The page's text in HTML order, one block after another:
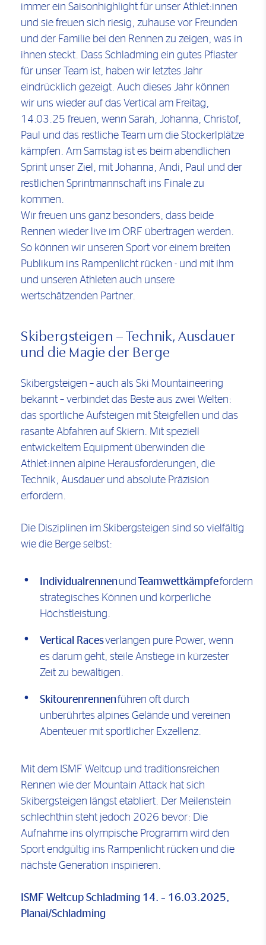
immer ein Saisonhighlight für unser Athlet:innen
und sie freuen sich riesig, zuhause vor Freunden
und der Familie bei den Rennen zu zeigen, was in
ihnen steckt. Dass Schladming ein gutes Pflaster
für unser Team ist, haben wir letztes Jahr
eindrücklich gezeigt. Auch dieses Jahr können
wir uns wieder auf das Vertical am Freitag,
14.03.25 freuen, wenn Sarah, Johanna, Christof,
Paul und das restliche Team um die Stockerlplätze
kämpfen. Am Samstag ist es beim abendlichen
Sprint unser Ziel, mit Johanna, Andi, Paul und der
restlichen Sprintmannschaft ins Finale zu
kommen.
Wir freuen uns ganz besonders, dass beide
Rennen wieder live im ORF übertragen werden.
So können wir unseren Sport vor einem breiten
Publikum ins Rampenlicht rücken - und mit ihm
und unseren Athleten auch unsere
wertschätzenden Partner.
Skibergsteigen – Technik, Ausdauer
und die Magie der Berge
Skibergsteigen – auch als Ski Mountaineering
bekannt – verbindet das Beste aus zwei Welten:
das sportliche Aufsteigen mit Steigfellen und das
rasante Abfahren auf Skiern. Mit speziell
entwickeltem Equipment überwinden die
Athlet:innen alpine Herausforderungen, die
Technik, Ausdauer und absolute Präzision
erfordern.
Die Disziplinen im Skibergsteigen sind so vielfältig
wie die Berge selbst:
Individualrennen und Teamwettkämpfefordern
strategisches Können und körperliche
Höchstleistung.
Vertical Racesverlangen pure Power, wenn
es darum geht, steile Anstiege in kürzester
Zeit zu bewältigen.
Skitourenrennenführen oft durch
unberührtes alpines Gelände und vereinen
Abenteuer mit sportlicher Exzellenz.
Mit dem ISMF Weltcup und traditionsreichen
Rennen wie der Mountain Attack hat sich
Skibergsteigen längst etabliert. Der Meilenstein
schlechthin steht jedoch 2026 bevor: Die
Aufnahme ins olympische Programm wird den
Sport endgültig ins Rampenlicht rücken und die
nächste Generation inspirieren.
ISMF Weltcup Schladming 14. – 16.03.2025,
Planai/Schladming